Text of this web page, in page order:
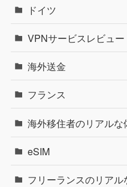
ドイツ
VPNサービスレビュー
海外送金
フランス
海外移住者のリアルな
eSIM
フリーランスのリア